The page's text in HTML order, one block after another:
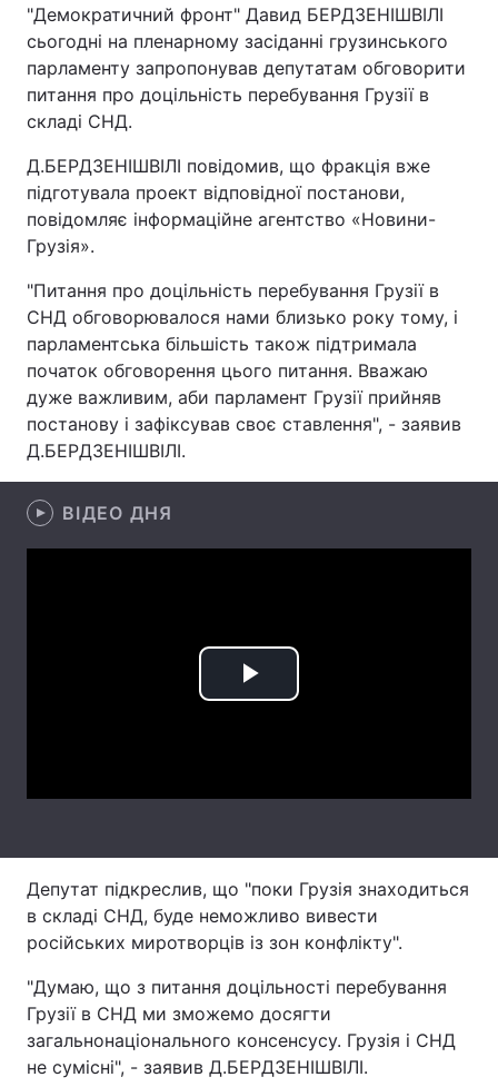
Україна Політика
Економіка
Спорт Наука
Техно і зв'язок
Зброя Інциденти
Здоров'я Туризм
Цікавинки Погода
Екологія
Статті
Думки
Тема оформлення
"Демократичний фронт" Давид БЕРДЗЕНІШВІЛІ
сьогодні на пленарному засіданні грузинського
парламенту запропонував депутатам обговорити
питання про доцільність перебування Грузії в
складі СНД.
Д.БЕРДЗЕНІШВІЛІ повідомив, що фракція вже
підготувала проект відповідної постанови,
повідомляє інформаційне агентство «Новини-
Грузія».
"Питання про доцільність перебування Грузії в
СНД обговорювалося нами близько року тому, і
парламентська більшість також підтримала
початок обговорення цього питання. Вважаю
дуже важливим, аби парламент Грузії прийняв
постанову і зафіксував своє ставлення", - заявив
Д.БЕРДЗЕНІШВІЛІ.
ВІДЕО ДНЯ
Play
Депутат підкреслив, що "поки Грузія знаходиться
в складі СНД, буде неможливо вивести
російських миротворців із зон конфлікту".
"Думаю, що з питання доцільності перебування
Грузії в СНД ми зможемо досягти
загальнонаціонального консенсусу. Грузія і СНД
не сумісні", - заявив Д.БЕРДЗЕНІШВІЛІ.